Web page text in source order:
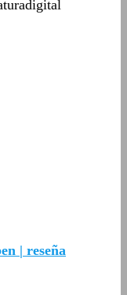
| reseña